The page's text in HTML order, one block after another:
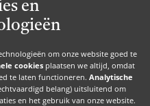
en
om onze website goed te
cookies plaatsen we altijd, omdat
te laten functioneren. Analytische
belang) uitsluitend om
en het gebruik van onze website.
Thuis
Zakelijk